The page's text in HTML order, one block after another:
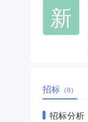
新
招标 （0）
招标分析